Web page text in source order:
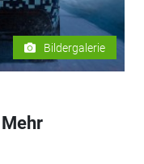
Bildergalerie